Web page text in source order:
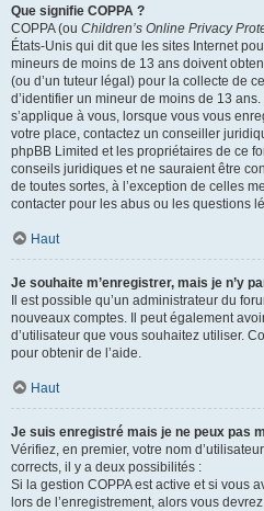
Que signifie COPPA ?
COPPA (ou Children’s Online Privacy
États-Unis qui dit que les sites Internet
mineurs de moins de 13 ans doivent
(ou d’un tuteur légal) pour la collecte de
d’identifier un mineur de moins de 13
s’applique à vous, lorsque vous vous
votre place, contactez un conseiller
phpBB Limited et les propriétaires de ce
conseils juridiques et ne sauraient être
de toutes sortes, à l’exception de celles
contacter pour les abus ou les questions
Haut
Je souhaite m’enregistrer, mais je n’y
Il est possible qu’un administrateur du
nouveaux comptes. Il peut également
d’utilisateur que vous souhaitez utiliser.
pour obtenir de l’aide.
Haut
Je suis enregistré mais je ne peux pas
Vérifiez, en premier, votre nom
corrects, il y a deux possibilités :
Si la gestion COPPA est active et si vous
lors de l’enregistrement, alors vous